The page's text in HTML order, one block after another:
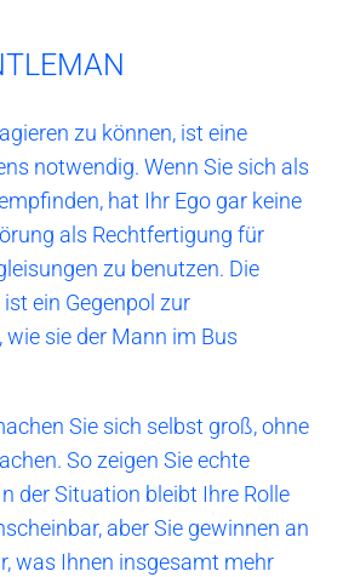
zu können, ist eine
notwendig. Wenn Sie sich als
hat Ihr Ego gar keine
als Rechtfertigung für
zu benutzen. Die
ein Gegenpol zur
sie der Mann im Bus
Sie sich selbst groß, ohne
So zeigen Sie echte
der Situation bleibt Ihre Rolle
aber Sie gewinnen an
was Ihnen insgesamt mehr